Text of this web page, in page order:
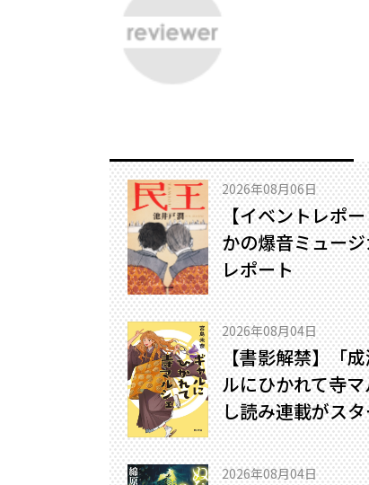
2026年08月06日
【イベントレポ
かの爆音ミュージ
レポート
2026年08月04日
【書影解禁】「
ルにひかれて寺
し読み連載がス
2026年08月04日